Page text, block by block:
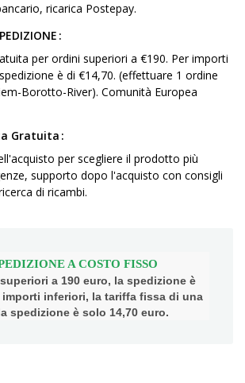
ricarica Postepay.
per ordini superiori a €190. Per importi
è di €14,70. (effettuare 1 ordine
Borotto-River). Comunità Europea
Gratuita
per scegliere il prodotto più
supporto dopo l'acquisto con consigli
di ricambi.
A COSTO FISSO
a 190 euro, la spedizione è
importi inferiori, la tariffa fissa di una
spedizione è solo 14,70 euro.